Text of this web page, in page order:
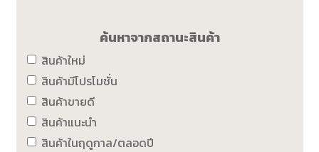
ค้นหาจากสถานะสินค้า
สินค้าใหม่
สินค้ามีโปรโมชั่น
สินค้าขายดี
สินค้าแนะนำ
สินค้าในฤดูกาล/ตลอดปี